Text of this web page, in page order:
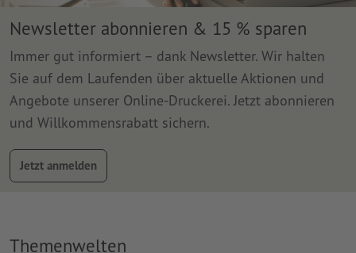
Newsletter abonnieren & 15 % sparen
Immer gut informiert – dank Newsletter. Wir halten
Sie auf dem Laufenden über aktuelle Aktionen und
Angebote unserer Online-Druckerei. Jetzt abonnieren
und Willkommensrabatt sichern.
Jetzt anmelden
Themenwelten